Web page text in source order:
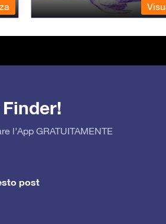
l’App GRATUITAMENTE
post